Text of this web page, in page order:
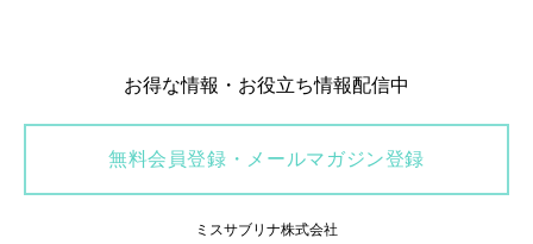
お得な情報・お役立ち情報配信中
無料会員登録・メールマガジン登録
ミスサブリナ株式会社